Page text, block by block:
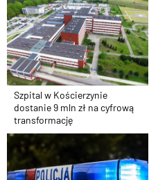
Szpital w Kościerzynie
dostanie 9 mln zł na cyfrową
transformację